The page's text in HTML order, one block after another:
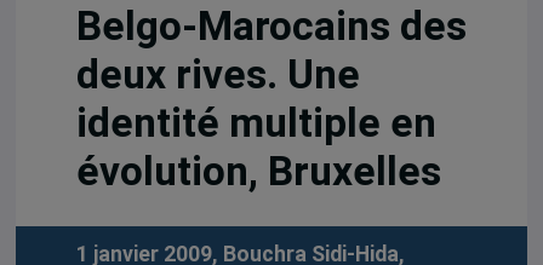
Belgo-Marocains des
deux rives. Une
identité multiple en
évolution, Bruxelles
1 janvier 2009, Bouchra Sidi-Hida,